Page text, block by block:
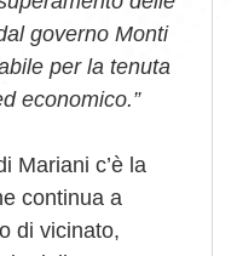
governo Monti
per la tenuta
economico.”
Mariani c’è la
continua a
di vicinato,